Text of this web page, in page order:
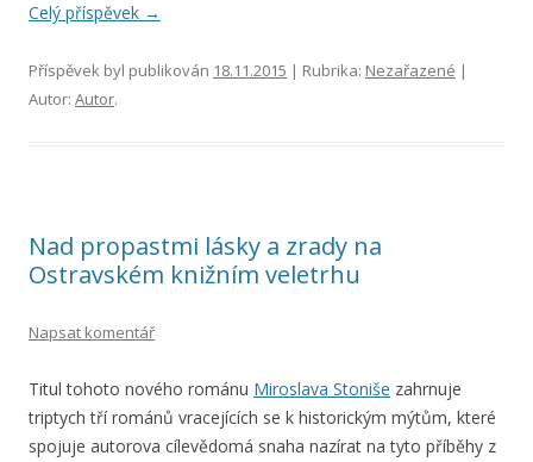
Celý příspěvek →
Příspěvek byl publikován 18.11.2015 | Rubrika: Nezařazené |
Autor: Autor.
Nad propastmi lásky a zrady na
Ostravském knižním veletrhu
Napsat komentář
Titul tohoto nového románu Miroslava Stoniše zahrnuje
triptych tří románů vracejících se k historickým mýtům, které
spojuje autorova cílevědomá snaha nazírat na tyto příběhy z